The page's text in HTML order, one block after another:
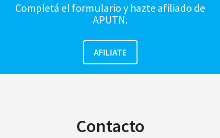
Completá el formulario y hazte afiliado de
APUTN.
Contacto